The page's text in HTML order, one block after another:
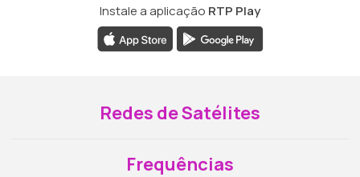
Instale a aplicação RTP Play
Redes de Satélites
Frequências